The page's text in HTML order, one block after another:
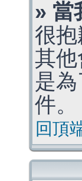
» 當
很
其
是
件。
回頂